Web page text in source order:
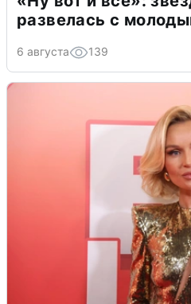
развелась с
6 августа 139